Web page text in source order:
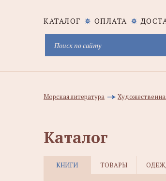
КАТАЛОГ ОПЛАТА
Морская литература
Каталог
КНИГИ ТОВАРЫ